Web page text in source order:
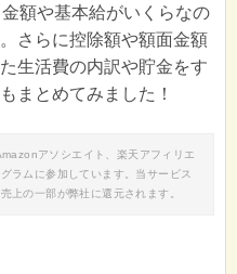
額や基本給がいくらなの
さらに控除額や額面金額
生活費の内訳や貯金をす
まとめてみました！
アソシエイト、楽天アフィリエ
ラムに参加しています。当サービス
上の一部が弊社に還元されます。